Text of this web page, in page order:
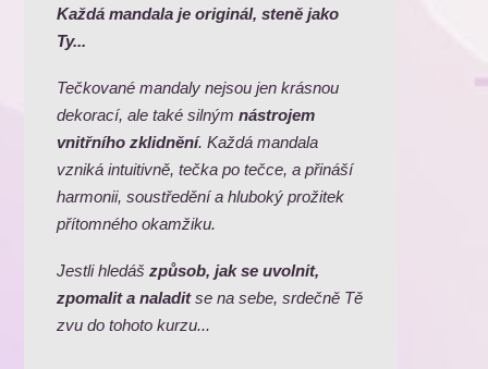
Každá mandala je originál, steně jako
Ty...
Tečkované mandaly nejsou jen krásnou
dekorací, ale také silnýmnástrojem
vnitřního zklidnění. Každá mandala
vzniká intuitivně, tečka po tečce, a přináší
harmonii, soustředění a hluboký prožitek
přítomného okamžiku.
Jestli hledášzpůsob, jak se uvolnit,
zpomalit a naladitse na sebe, srdečně Tě
zvu do tohoto kurzu...